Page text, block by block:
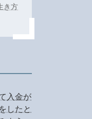
き方
入金が
したと